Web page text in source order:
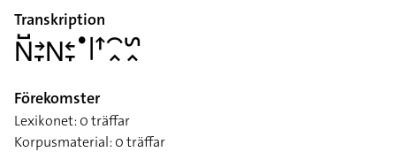
Transkription
􌥌􌤹􌥔􌥙􌥌􌥓􌥙􌤟􌥼􌦃􌥯􌥿􌥲􌥿
Förekomster
Lexikonet: 0 träffar
Korpusmaterial: 0 träffar